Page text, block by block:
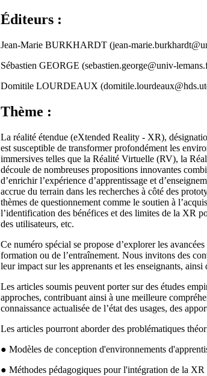
Éditeurs :
Jean-Marie BURKHARDT (jean-
Sébastien GEORGE (sebastien.george@univ-
Domitile LOURDEAUX
Thème :
La réalité étendue (eXtended Reality - XR),
est susceptible de transformer profondément les
immersives telles que la Réalité Virtuelle (RV), la
découle de nombreuses propositions innovantes
d’enrichir l’expérience d’apprentissage et
accrue du terrain dans les recherches à côté des
thèmes de questionnement comme le soutien à
l’identification des bénéfices et des limites de la XR
des utilisateurs, etc.
Ce numéro spécial se propose d’explorer les
formation ou de l’entraînement. Nous invitons des
leur impact sur les apprenants et les enseignants,
Les articles soumis peuvent porter sur des études
approches, contribuant ainsi à une meilleure
connaissance actualisée de l’état des usages, des
Les articles pourront aborder des problématiques
● Modèles de conception d'environnements
● Méthodes pédagogiques pour l'intégration de la XR